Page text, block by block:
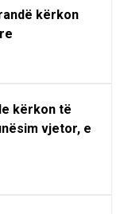
kërkon
kërkon të
vjetor, e